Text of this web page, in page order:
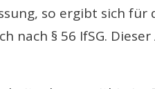
so ergibt sich
nach § 56 IfSG.